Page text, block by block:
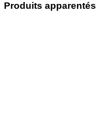
Produits apparentés